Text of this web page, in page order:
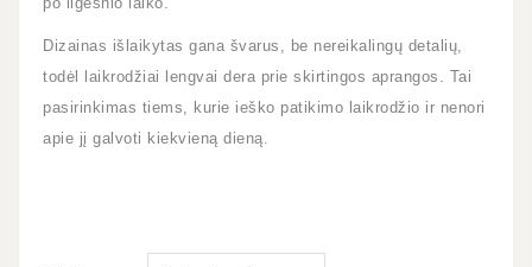
Dizainas išlaikytas gana švarus, be nereikalingų detalių,
todėl laikrodžiai lengvai dera prie skirtingos aprangos. Tai
pasirinkimas tiems, kurie ieško patikimo laikrodžio ir nenori
apie jį galvoti kiekvieną dieną.